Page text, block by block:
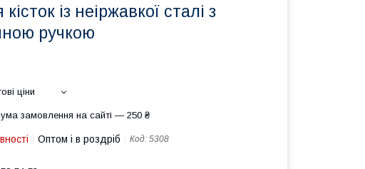
із неіржавкої сталі з
ручкою
ціни
замовлення на сайті — 250 ₴
Оптом і в роздріб Код: 5308